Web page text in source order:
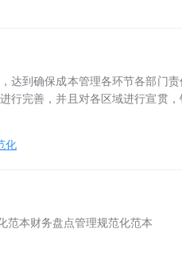
达到确保成本管理各环节各部门责
行完善，并且对各区域进行宣贯，
化
范本财务盘点管理规范化范本